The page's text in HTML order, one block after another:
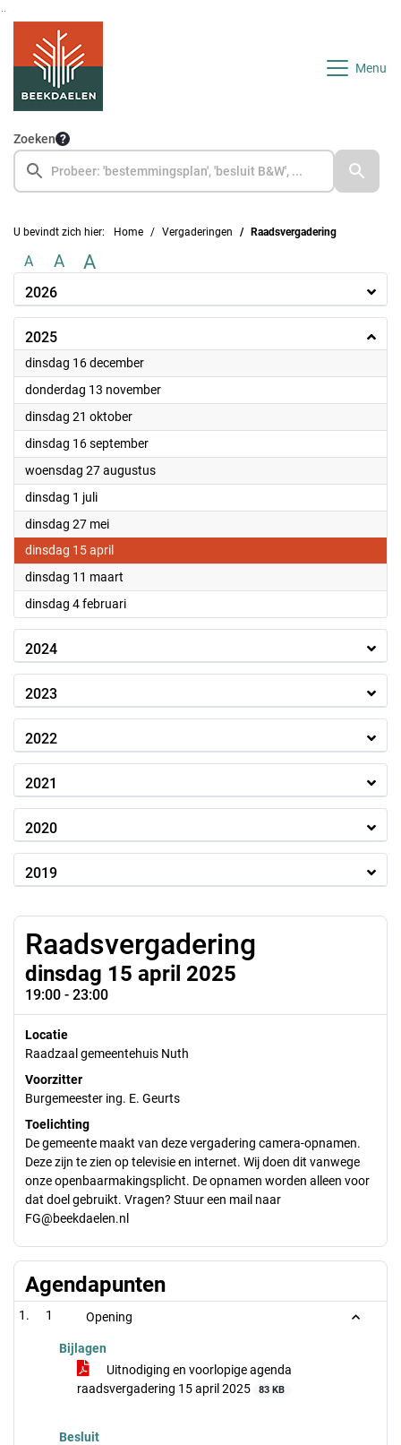
Ga naar de inhoud van deze pagina
Ga naar het zoeken
Ga naar het menu
Menu
Zoeken
U bevindt zich hier: Home Vergaderingen Raadsvergadering
A A A
2026
2025
dinsdag 16 december2025
donderdag 13 november2025
dinsdag 21 oktober2025
dinsdag 16 september2025
woensdag 27 augustus2025
dinsdag 1 juli2025
dinsdag 27 mei2025
dinsdag 15 april2025
dinsdag 11 maart
dinsdag 4 februari2025
2024
2023
2022
2021
2020
2019
Raadsvergadering
dinsdag 15 april 2025
19:00 - 23:00
Locatie
Raadzaal gemeentehuis Nuth
Voorzitter
Burgemeester ing. E. Geurts
Toelichting
De gemeente maakt van deze vergadering camera-opnamen.
Deze zijn te zien op televisie en internet. Wij doen dit vanwege
onze openbaarmakingsplicht. De opnamen worden alleen voor
dat doel gebruikt. Vragen? Stuur een mail naar
FG@beekdaelen.nl
Agendapunten
1 Opening
Bijlagen
Uitnodiging en voorlopige agenda
raadsvergadering 15 april 2025
83 KB
Besluit